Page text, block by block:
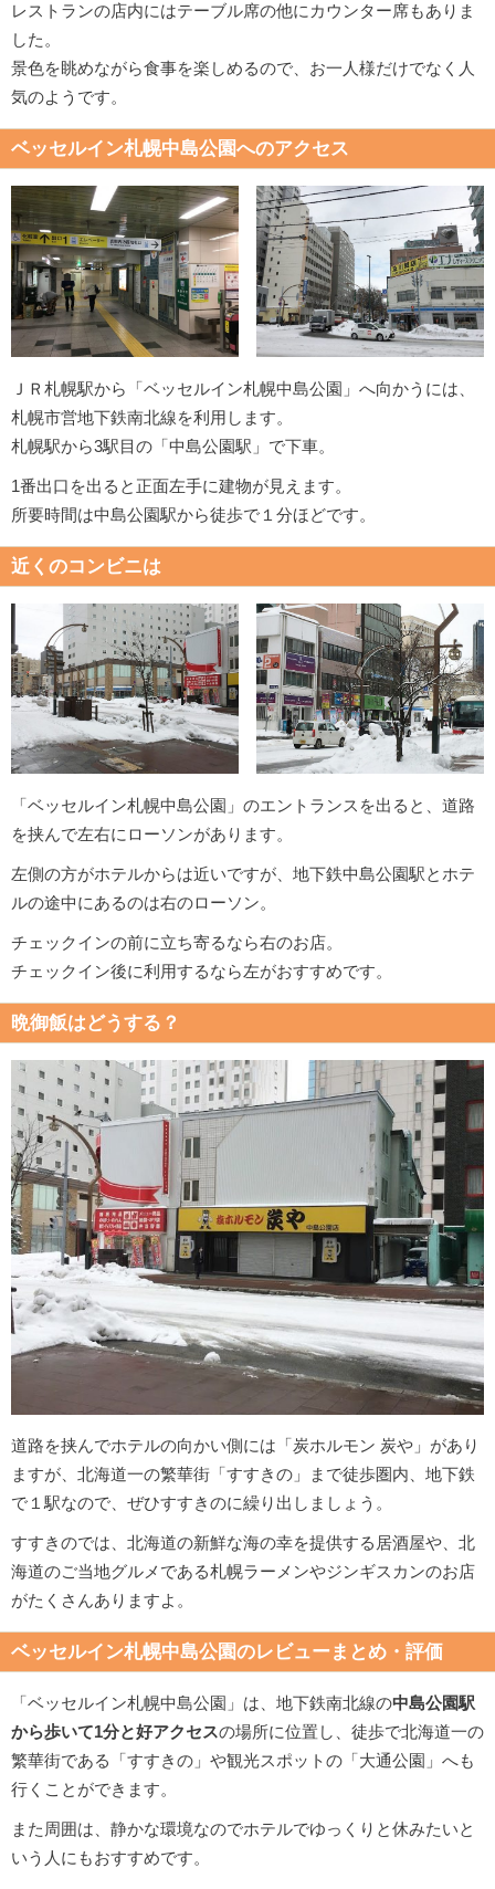
レストランの店内にはテーブル席の他にカウンター席もありま
した。
景色を眺めながら食事を楽しめるので、お一人様だけでなく人
気のようです。
ベッセルイン札幌中島公園へのアクセス
ＪＲ札幌駅から「ベッセルイン札幌中島公園」へ向かうには、
札幌市営地下鉄南北線を利用します。
札幌駅から3駅目の「中島公園駅」で下車。
1番出口を出ると正面左手に建物が見えます。
所要時間は中島公園駅から徒歩で１分ほどです。
近くのコンビニは
「ベッセルイン札幌中島公園」のエントランスを出ると、道路
を挟んで左右にローソンがあります。
左側の方がホテルからは近いですが、地下鉄中島公園駅とホテ
ルの途中にあるのは右のローソン。
チェックインの前に立ち寄るなら右のお店。
チェックイン後に利用するなら左がおすすめです。
晩御飯はどうする？
道路を挟んでホテルの向かい側には「炭ホルモン 炭や」があり
ますが、北海道一の繁華街「すすきの」まで徒歩圏内、地下鉄
で１駅なので、ぜひすすきのに繰り出しましょう。
すすきのでは、北海道の新鮮な海の幸を提供する居酒屋や、北
海道のご当地グルメである札幌ラーメンやジンギスカンのお店
がたくさんありますよ。
ベッセルイン札幌中島公園のレビューまとめ・評価
「ベッセルイン札幌中島公園」は、地下鉄南北線の中島公園駅
から歩いて1分と好アクセスの場所に位置し、徒歩で北海道一の
繁華街である「すすきの」や観光スポットの「大通公園」へも
行くことができます。
また周囲は、静かな環境なのでホテルでゆっくりと休みたいと
いう人にもおすすめです。